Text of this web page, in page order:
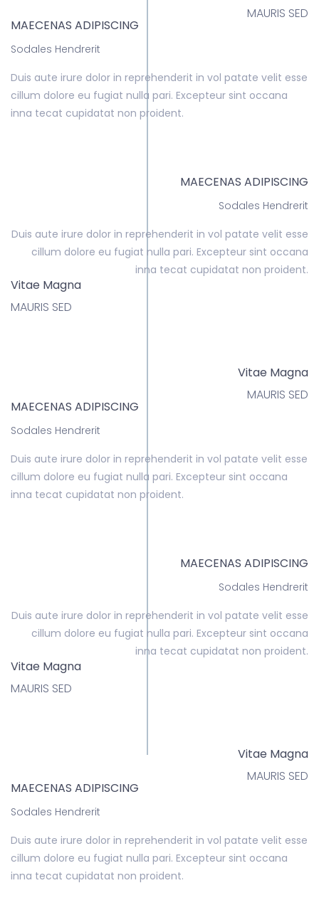
MAURIS SED
MAECENAS ADIPISCING
Sodales Hendrerit
Duis aute irure dolor in reprehenderit in vol patate velit esse
cillum dolore eu fugiat nulla pari. Excepteur sint occana
inna tecat cupidatat non proident.
MAECENAS ADIPISCING
Sodales Hendrerit
Duis aute irure dolor in reprehenderit in vol patate velit esse
cillum dolore eu fugiat nulla pari. Excepteur sint occana
inna tecat cupidatat non proident.
Vitae Magna
MAURIS SED
Vitae Magna
MAURIS SED
MAECENAS ADIPISCING
Sodales Hendrerit
Duis aute irure dolor in reprehenderit in vol patate velit esse
cillum dolore eu fugiat nulla pari. Excepteur sint occana
inna tecat cupidatat non proident.
MAECENAS ADIPISCING
Sodales Hendrerit
Duis aute irure dolor in reprehenderit in vol patate velit esse
cillum dolore eu fugiat nulla pari. Excepteur sint occana
inna tecat cupidatat non proident.
Vitae Magna
MAURIS SED
Vitae Magna
MAURIS SED
MAECENAS ADIPISCING
Sodales Hendrerit
Duis aute irure dolor in reprehenderit in vol patate velit esse
cillum dolore eu fugiat nulla pari. Excepteur sint occana
inna tecat cupidatat non proident.